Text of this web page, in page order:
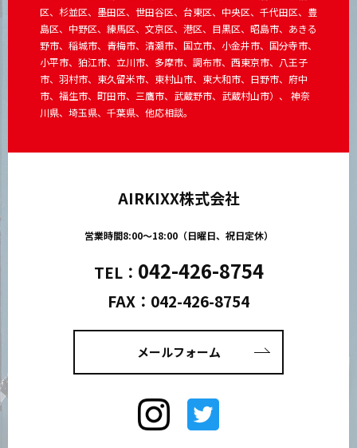
区、杉並区、墨田区、世田谷区、台東区、中央区、千代田区、豊
島区、中野区、練馬区、文京区、港区、目黒区、昭島市、あきる
野市、稲城市、青梅市、清瀬市、国立市、小金井市、国分寺市、
小平市、狛江市、立川市、多摩市、調布市、西東京市、八王子
市、羽村市、東久留米市、東村山市、東大和市、日野市、府中
市、福生市、町田市、三鷹市、武蔵野市、武蔵村山市）、 神奈
川県、埼玉県、千葉県、他応相談。
AIRKIXX株式会社
営業時間8:00～18:00（日曜日、祝日定休）
TEL： 042-426-8754
FAX：042-426-8754
メールフォーム